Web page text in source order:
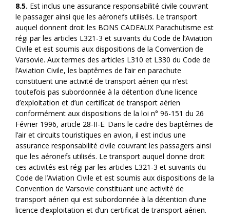
8.5. Est inclus une assurance responsabilité civile couvrant
le passager ainsi que les aéronefs utilisés. Le transport
auquel donnent droit les BONS CADEAUX Parachutisme est
régi par les articles L321-3 et suivants du Code de l’Aviation
Civile et est soumis aux dispositions de la Convention de
Varsovie. Aux termes des articles L310 et L330 du Code de
l’Aviation Civile, les baptêmes de l’air en parachute
constituent une activité de transport aérien qui n’est
toutefois pas subordonnée à la détention d’une licence
d’exploitation et d’un certificat de transport aérien
conformément aux dispositions de la loi n° 96-151 du 26
Février 1996, article 28-II-E. Dans le cadre des baptêmes de
l’air et circuits touristiques en avion, il est inclus une
assurance responsabilité civile couvrant les passagers ainsi
que les aéronefs utilisés. Le transport auquel donne droit
ces activités est régi par les articles L321-3 et suivants du
Code de l’Aviation Civile et est soumis aux dispositions de la
Convention de Varsovie constituant une activité de
transport aérien qui est subordonnée à la détention d’une
licence d’exploitation et d’un certificat de transport aérien.